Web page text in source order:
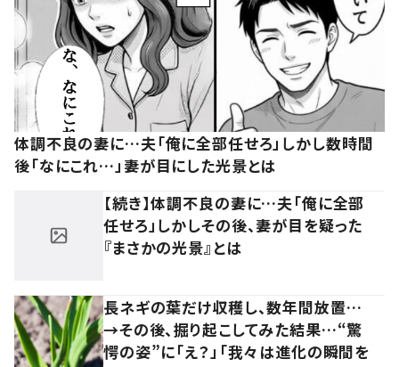
体調不良の妻に…夫「俺に全部任せろ」しかし数時間
後「なにこれ…」妻が目にした光景とは
【続き】体調不良の妻に…夫「俺に全部
任せろ」しかしその後、妻が目を疑った
『まさかの光景』とは
長ネギの葉だけ収穫し、数年間放置…
→その後、掘り起こしてみた結果…“驚
愕の姿”に「え？」「我々は進化の瞬間を